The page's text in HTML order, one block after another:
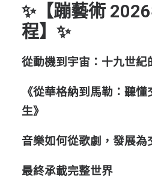
✨【蹦藝術
程】✨
從動機到宇宙：十九世紀
《從華格納到馬勒：聽
生》
音樂如何從歌劇，發展為
最終承載完整世界